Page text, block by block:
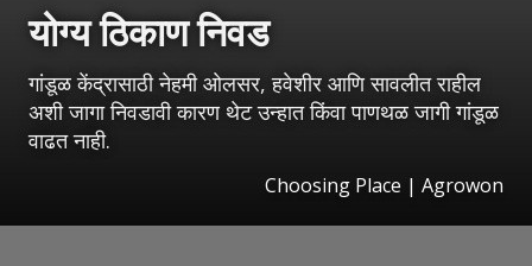
योग्य ठिकाण निवड
गांडूळ केंद्रासाठी नेहमी ओलसर, हवेशीर आणि सावलीत राहील
अशी जागा निवडावी कारण थेट उन्हात किंवा पाणथळ जागी गांडूळ
वाढत नाही.
Choosing Place | Agrowon